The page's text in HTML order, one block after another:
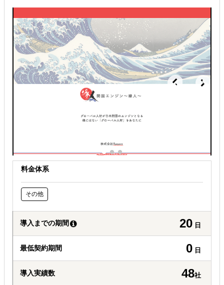
解決できる課題
どの国に進出するべきか決めたい
有効なプロモーション方法を探している
オンラインで販路開拓したい
料金体系
その他
導入までの期間 20 日
最低契約期間 0 日
導入実績数 48社